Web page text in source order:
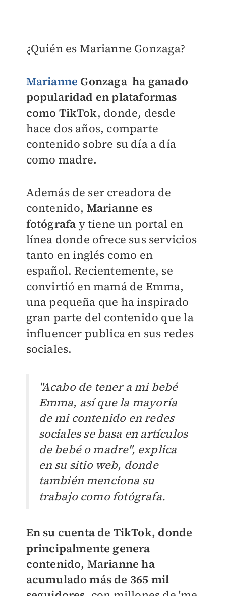
¿Quién es Marianne Gonzaga?
Marianne Gonzaga ha ganado
popularidad en plataformas
como TikTok, donde, desde
hace dos años, comparte
contenido sobre su día a día
como madre.
Además de ser creadora de
contenido, Marianne es
fotógrafa y tiene un portal en
línea donde ofrece sus servicios
tanto en inglés como en
español. Recientemente, se
convirtió en mamá de Emma,
una pequeña que ha inspirado
gran parte del contenido que la
influencer publica en sus redes
sociales.
"Acabo de tener a mi bebé
Emma, así que la mayoría
de mi contenido en redes
sociales se basa en artículos
de bebé o madre", explica
en su sitio web, donde
también menciona su
trabajo como fotógrafa.
En su cuenta de TikTok, donde
principalmente genera
contenido, Marianne ha
acumulado más de 365 mil